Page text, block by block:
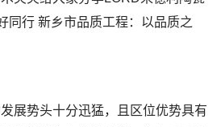
同行 新乡市品质工程：以品质之
展势头十分迅猛，且区位优势具有